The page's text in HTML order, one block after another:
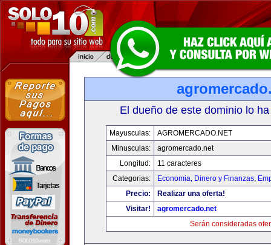
El dueño de este dominio lo
Mayusculas:
AGROMERCADO.NET
Minusculas:
agromercado.net
Longitud:
11 caracteres
Categorias:
Economia, Dinero y Finanzas,
Precio:
Realizar una oferta!
Visitar!
agromercado.net
Serán consideradas